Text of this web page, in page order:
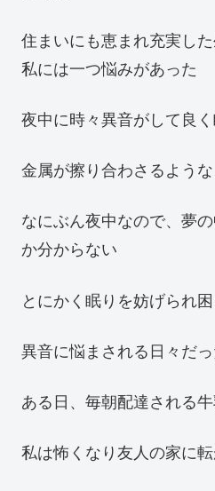
住まいにも恵まれ充実した
私には一つ悩みがあった
夜中に時々異音がして良
金属が擦り合わさるよう
なにぶん夜中なので、夢
か分からない
とにかく眠りを妨げられ
異音に悩まされる日々だ
ある日、毎朝配達される
私は怖くなり友人の家に